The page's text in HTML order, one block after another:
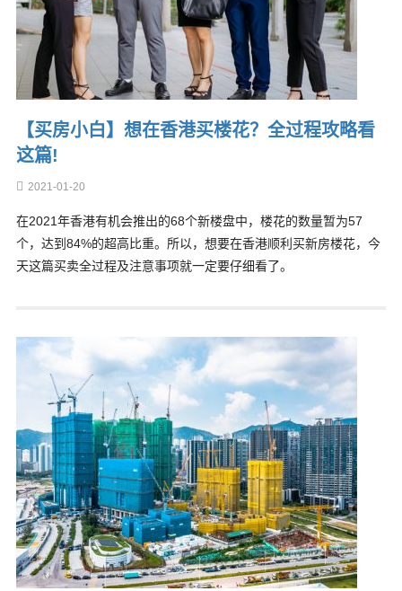
【买房小白】想在香港买楼花？全过程攻略看
这篇!
2021-01-20
在2021年香港有机会推出的68个新楼盘中，楼花的数量暂为57
个，达到84%的超高比重。所以，想要在香港顺利买新房楼花，今
天这篇买卖全过程及注意事项就一定要仔细看了。